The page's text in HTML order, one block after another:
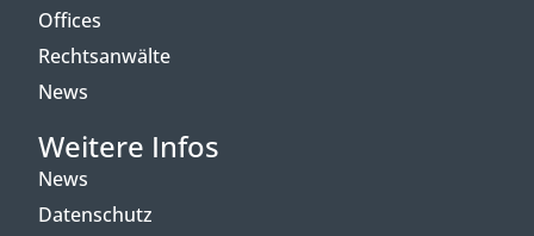
Offices
Rechtsanwälte
News
Weitere Infos
News
Datenschutz